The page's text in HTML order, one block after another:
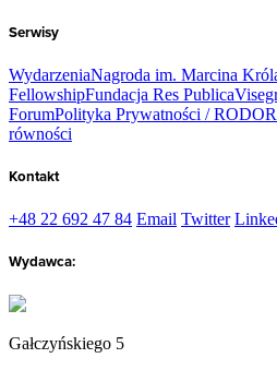
Serwisy
WydarzeniaNagroda im. Marcina
FellowshipFundacja Res Publica
ForumPolityka Prywatności / RODO
równości
Kontakt
+48 22 692 47 84 Email Twitter
Wydawca:
Gałczyńskiego 5